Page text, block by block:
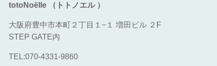
totoNoëlle （トトノエル ）
大阪府豊中市本町２丁目１−１ 増田ビル ２F
STEP GATE内
TEL:070-4331-9860